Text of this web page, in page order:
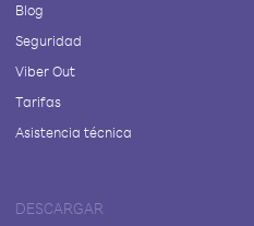
Blog
Seguridad
Viber Out
Tarifas
Asistencia técnica
DESCARGAR